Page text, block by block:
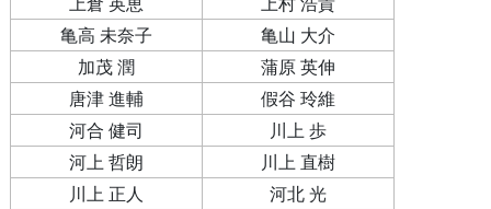
亀高 未奈子
亀山 大介
加茂 潤
蒲原 英伸
唐津 進輔
假谷 玲維
河合 健司
川上 歩
河上 哲朗
川上 直樹
川上 正人
河北 光